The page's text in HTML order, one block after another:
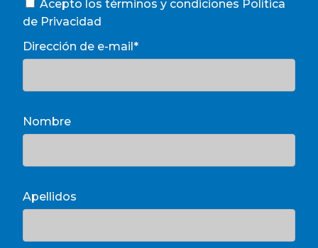
Acepto los términos y condiciones Política
de Privacidad
Dirección de e-mail*
Nombre
Apellidos